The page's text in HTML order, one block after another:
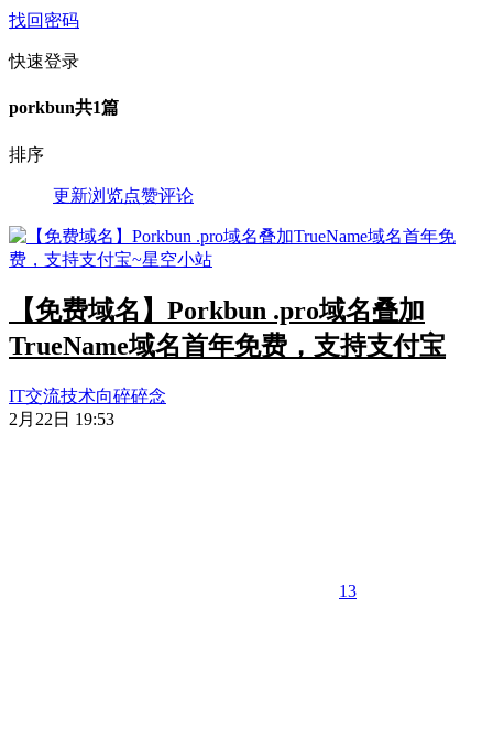
找回密码
快速登录
porkbun共1篇
排序
更新浏览点赞评论
【免费域名】Porkbun .pro域名叠加
TrueName域名首年免费，支持支付宝
IT交流技术向碎碎念
2月22日 19:53
13